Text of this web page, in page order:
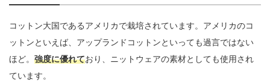
コットン大国であるアメリカで栽培されています。アメリカのコ
ットンといえば、アップランドコットンといっても過言ではない
ほど。 強度に優れており、ニットウェアの素材としても使用され
ています。